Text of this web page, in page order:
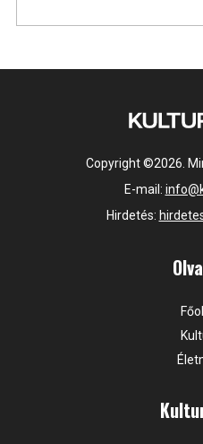
Copyright ©2026.
E-mail:
Hirdetés: